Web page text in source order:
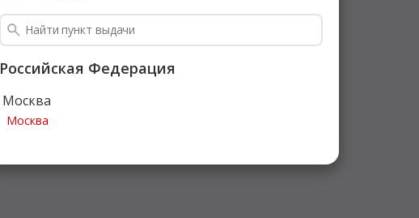
Российская Федерация
Москва
Москва